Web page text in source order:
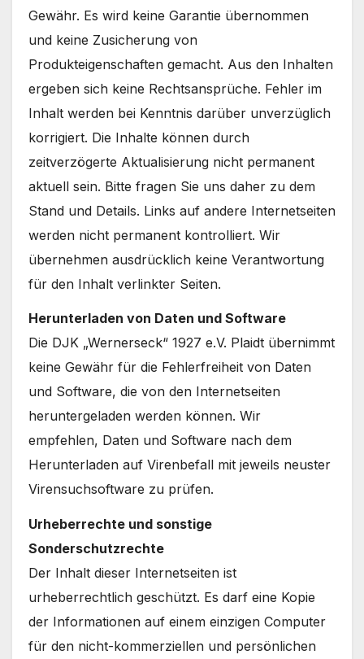
Gewähr. Es wird keine Garantie übernommen
und keine Zusicherung von
Produkteigenschaften gemacht. Aus den Inhalten
ergeben sich keine Rechtsansprüche. Fehler im
Inhalt werden bei Kenntnis darüber unverzüglich
korrigiert. Die Inhalte können durch
zeitverzögerte Aktualisierung nicht permanent
aktuell sein. Bitte fragen Sie uns daher zu dem
Stand und Details. Links auf andere Internetseiten
werden nicht permanent kontrolliert. Wir
übernehmen ausdrücklich keine Verantwortung
für den Inhalt verlinkter Seiten.
Herunterladen von Daten und Software
Die DJK „Wernerseck“ 1927 e.V. Plaidt übernimmt
keine Gewähr für die Fehlerfreiheit von Daten
und Software, die von den Internetseiten
heruntergeladen werden können. Wir
empfehlen, Daten und Software nach dem
Herunterladen auf Virenbefall mit jeweils neuster
Virensuchsoftware zu prüfen.
Urheberrechte und sonstige
Sonderschutzrechte
Der Inhalt dieser Internetseiten ist
urheberrechtlich geschützt. Es darf eine Kopie
der Informationen auf einem einzigen Computer
für den nicht-kommerziellen und persönlichen